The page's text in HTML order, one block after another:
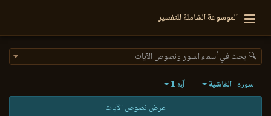
الموسوعة الشاملة للتفسير
🔍 بحث في أسماء السور ونصوص الآيات
سورة الغاشية آية 1
عرض نصوص الآيات